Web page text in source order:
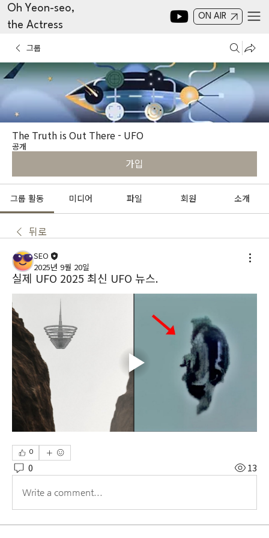
Oh Yeon-seo,
the Actress
ON AIR
그룹
The Truth is Out There - UFO
공개
가입
그룹 활동 미디어 파일 회원 소개
뒤로
SEO
2025년 9월 20일
실제 UFO 2025 최신 UFO 뉴스.
0
0 13
Write a comment...